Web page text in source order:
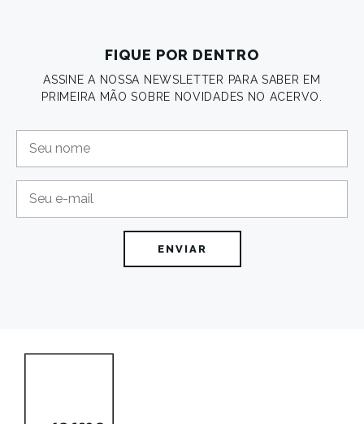
FIQUE POR DENTRO
ASSINE A NOSSA NEWSLETTER PARA SABER EM
PRIMEIRA MÃO SOBRE NOVIDADES NO ACERVO.